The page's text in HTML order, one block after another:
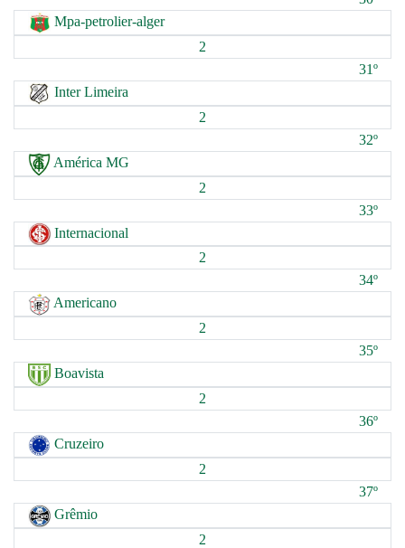
Mpa-petrolier-alger
2
31º
Inter Limeira
2
32º
América MG
2
33º
Internacional
2
34º
Americano
2
35º
Boavista
2
36º
Cruzeiro
2
37º
Grêmio
2